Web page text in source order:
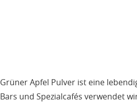
Grüner Apfel Pulver ist eine
Bars und Spezialcafés verwendet